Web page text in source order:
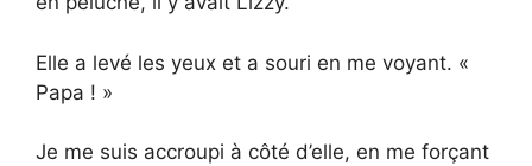
Elle a levé les yeux et a souri en me voyant. «
Papa ! »
Je me suis accroupi à côté d’elle, en me forçant